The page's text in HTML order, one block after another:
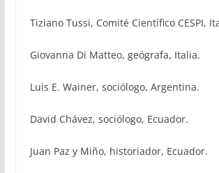
Tiziano Tussi, Comité Científico CESPI,
Giovanna Di Matteo, geógrafa, Italia.
Luis E. Wainer, sociólogo, Argentina.
David Chávez, sociólogo, Ecuador.
Juan Paz y Miño, historiador, Ecuador.